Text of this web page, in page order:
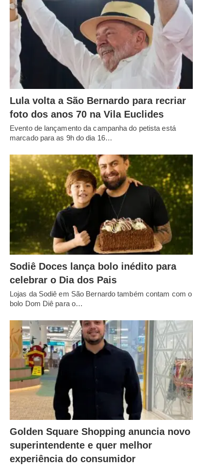
Lula volta a São Bernardo para recriar
foto dos anos 70 na Vila Euclides
Evento de lançamento da campanha do petista está
marcado para as 9h do dia 16…
Sodiê Doces lança bolo inédito para
celebrar o Dia dos Pais
Lojas da Sodiê em São Bernardo também contam com o
bolo Dom Diê para o…
Golden Square Shopping anuncia novo
superintendente e quer melhor
experiência do consumidor